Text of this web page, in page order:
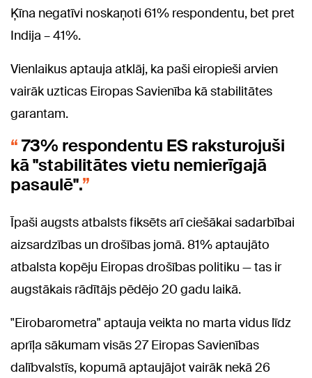
Ķīna negatīvi noskaņoti 61% respondentu, bet pret
Indija – 41%.
Vienlaikus aptauja atklāj, ka paši eiropieši arvien
vairāk uzticas Eiropas Savienība kā stabilitātes
garantam.
73% respondentu ES raksturojuši
kā "stabilitātes vietu nemierīgajā
pasaulē".
Īpaši augsts atbalsts fiksēts arī ciešākai sadarbībai
aizsardzības un drošības jomā. 81% aptaujāto
atbalsta kopēju Eiropas drošības politiku — tas ir
augstākais rādītājs pēdējo 20 gadu laikā.
"Eirobarometra" aptauja veikta no marta vidus līdz
aprīļa sākumam visās 27 Eiropas Savienības
dalībvalstīs, kopumā aptaujājot vairāk nekā 26